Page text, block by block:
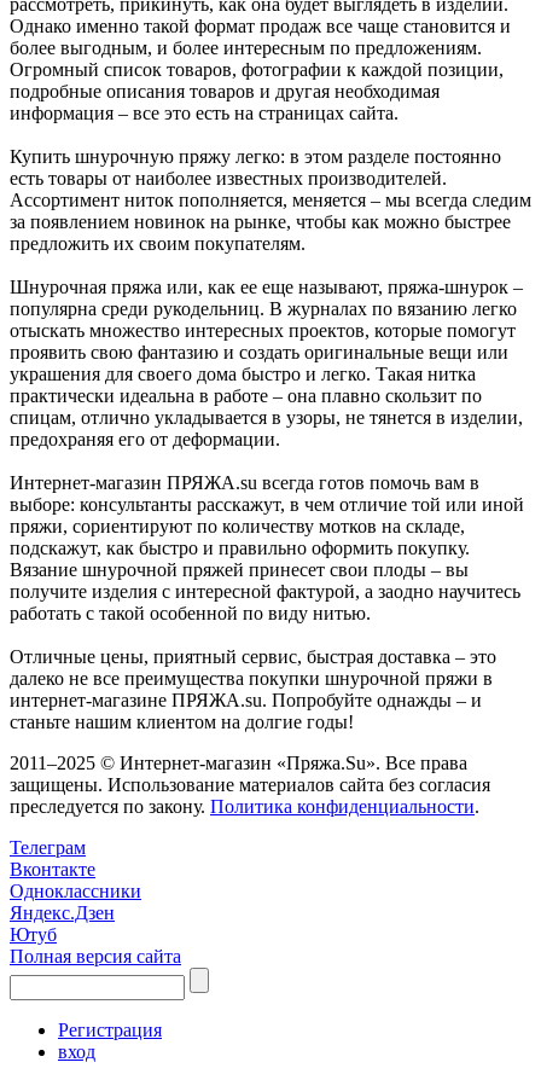
рассмотреть, прикинуть, как она будет выглядеть в изделии.
Однако именно такой формат продаж все чаще становится и
более выгодным, и более интересным по предложениям.
Огромный список товаров, фотографии к каждой позиции,
подробные описания товаров и другая необходимая
информация – все это есть на страницах сайта.
Купить шнурочную пряжу легко: в этом разделе постоянно
есть товары от наиболее известных производителей.
Ассортимент ниток пополняется, меняется – мы всегда следим
за появлением новинок на рынке, чтобы как можно быстрее
предложить их своим покупателям.
Шнурочная пряжа или, как ее еще называют, пряжа-шнурок –
популярна среди рукодельниц. В журналах по вязанию легко
отыскать множество интересных проектов, которые помогут
проявить свою фантазию и создать оригинальные вещи или
украшения для своего дома быстро и легко. Такая нитка
практически идеальна в работе – она плавно скользит по
спицам, отлично укладывается в узоры, не тянется в изделии,
предохраняя его от деформации.
Интернет-магазин ПРЯЖА.su всегда готов помочь вам в
выборе: консультанты расскажут, в чем отличие той или иной
пряжи, сориентируют по количеству мотков на складе,
подскажут, как быстро и правильно оформить покупку.
Вязание шнурочной пряжей принесет свои плоды – вы
получите изделия с интересной фактурой, а заодно научитесь
работать с такой особенной по виду нитью.
Отличные цены, приятный сервис, быстрая доставка – это
далеко не все преимущества покупки шнурочной пряжи в
интернет-магазине ПРЯЖА.su. Попробуйте однажды – и
станьте нашим клиентом на долгие годы!
2011–2025 © Интернет-магазин «Пряжа.Su». Все права
защищены. Использование материалов сайта без согласия
преследуется по закону. Политика конфиденциальности.
Телеграм
Вконтакте
Одноклассники
Яндекс.Дзен
Ютуб
Полная версия сайта
Регистрация
вход